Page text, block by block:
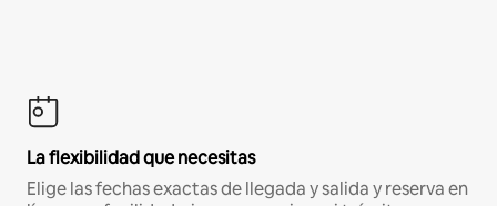
La flexibilidad que necesitas
Elige las fechas exactas de llegada y salida y reserva en